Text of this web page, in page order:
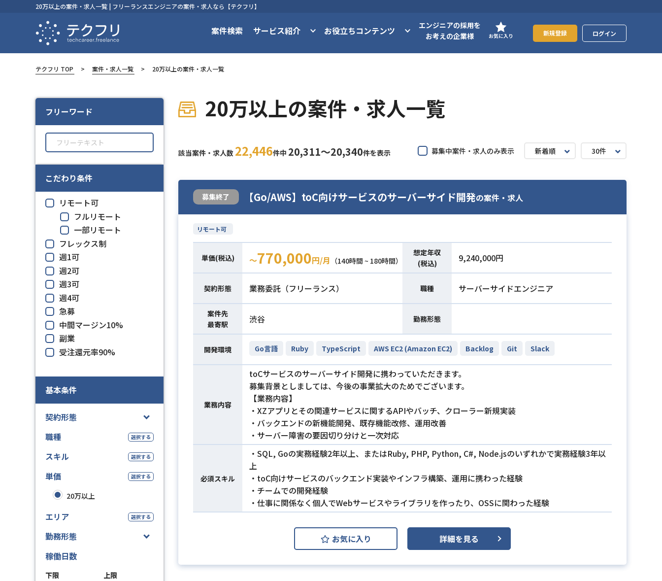
20万以上の案件・求人一覧 | フリーランスエンジニアの案件・求人なら【テクフリ】
案件検索 サービス紹介 お役立ちコンテンツ
エンジニアの採用を
お考えの企業様
お気に入り 新規登録 ログイン
テクフリ TOP 案件・求人一覧 20万以上の案件・求人一覧
フリーワード
こだわり条件
リモート可
フルリモート
一部リモート
フレックス制
週1可
週2可
週3可
週4可
急募
中間マージン10%
副業
受注還元率90%
基本条件
契約形態
職種
選択する
スキル 選択する
単価 選択する
20万以上
エリア 選択する
勤務形態
稼働日数
下限
上限
20万以上の案件・求人一覧
該当案件・求人数 22,446件中 20,311〜20,340件を表示 募集中案件・求人のみ表示 新着順 30件
募集終了 【Go/AWS】toC向けサービスのサーバーサイド開発の案件・求人
リモート可
単価(税込) 〜770,000円/月 （140時間 ~ 180時間）
想定年収
(税込)
9,240,000円
契約形態 業務委託（フリーランス） 職種 サーバーサイドエンジニア
案件先
最寄駅
渋谷 勤務形態
開発環境 Go言語 Ruby TypeScript AWS EC2 (Amazon EC2) Backlog Git Slack
業務内容
toCサービスのサーバーサイド開発に携わっていただきます。
募集背景としましては、今後の事業拡大のためでございます。
【業務内容】
・XZアプリとその関連サービスに関するAPIやバッチ、クローラー新規実装
・バックエンドの新機能開発、既存機能改修、運用改善
・サーバー障害の要因切り分けと一次対応
必須スキル
・SQL, Goの実務経験2年以上、またはRuby, PHP, Python, C#, Node.jsのいずれかで実務経験3年以
上
・toC向けサービスのバックエンド実装やインフラ構築、運用に携わった経験
・チームでの開発経験
・仕事に関係なく個人でWebサービスやライブラリを作ったり、OSSに関わった経験
お気に入り 詳細を見る